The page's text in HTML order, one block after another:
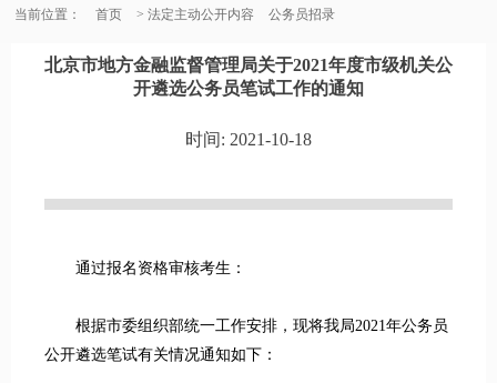
当前位置： 首页 > 法定主动公开内容 公务员招录
北京市地方金融监督管理局关于2021年度市级机关公
开遴选公务员笔试工作的通知
时间: 2021-10-18
通过报名资格审核考生：
根据市委组织部统一工作安排，现将我局2021年公务员
公开遴选笔试有关情况通知如下：